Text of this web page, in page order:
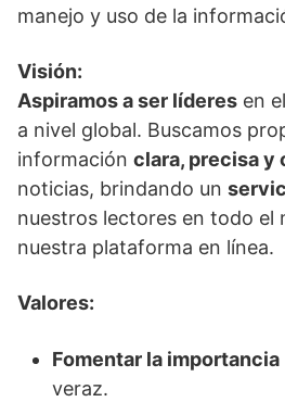
manejo y uso de la
Visión:
Aspiramos a ser líderes en
a nivel global. Buscamos
información clara, precisa y
noticias, brindando un
nuestros lectores en todo el
nuestra plataforma en línea.
Valores:
Fomentar la importancia
veraz.